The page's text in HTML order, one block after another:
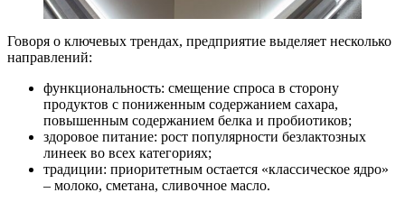
Говоря о ключевых трендах, предприятие выделяет несколько
направлений:
функциональность: смещение спроса в сторону
продуктов с пониженным содержанием сахара,
повышенным содержанием белка и пробиотиков;
здоровое питание: рост популярности безлактозных
линеек во всех категориях;
традиции: приоритетным остается «классическое ядро»
– молоко, сметана, сливочное масло.